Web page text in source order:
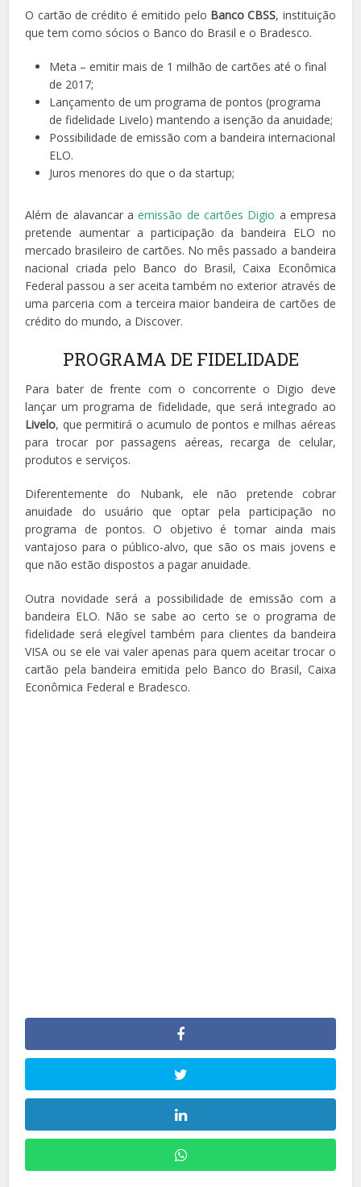
O cartão de crédito é emitido pelo Banco CBSS, instituição
que tem como sócios o Banco do Brasil e o Bradesco.
Meta – emitir mais de 1 milhão de cartões até o final
de 2017;
Lançamento de um programa de pontos (programa
de fidelidade Livelo) mantendo a isenção da anuidade;
Possibilidade de emissão com a bandeira internacional
ELO.
Juros menores do que o da startup;
Além de alavancar aemissão de cartões Digio a empresa
pretende aumentar a participação da bandeira ELO no
mercado brasileiro de cartões. No mês passado a bandeira
nacional criada pelo Banco do Brasil, Caixa Econômica
Federal passou a ser aceita também no exterior através de
uma parceria com a terceira maior bandeira de cartões de
crédito do mundo, a Discover.
PROGRAMA DE FIDELIDADE
Para bater de frente com o concorrente o Digio deve
lançar um programa de fidelidade, que será integrado ao
Livelo, que permitirá o acumulo de pontos e milhas aéreas
para trocar por passagens aéreas, recarga de celular,
produtos e serviços.
Diferentemente do Nubank, ele não pretende cobrar
anuidade do usuário que optar pela participação no
programa de pontos. O objetivo é tornar ainda mais
vantajoso para o público-alvo, que são os mais jovens e
que não estão dispostos a pagar anuidade.
Outra novidade será a possibilidade de emissão com a
bandeira ELO. Não se sabe ao certo se o programa de
fidelidade será elegível também para clientes da bandeira
VISA ou se ele vai valer apenas para quem aceitar trocar o
cartão pela bandeira emitida pelo Banco do Brasil, Caixa
Econômica Federal e Bradesco.